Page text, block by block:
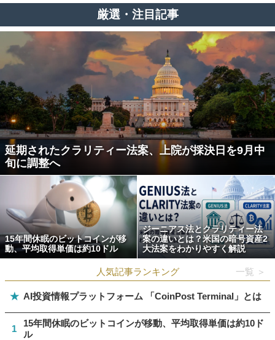
厳選・注目記事
延期されたクラリティー法案、上院が採決日を9月中
旬に調整へ
15年間休眠のビットコインが移
動、平均取得単価は約10ドル
ジーニアス法とクラリティー法
案の違いとは？米国の暗号資産2
大法案をわかりやすく解説
人気記事ランキング 一覧 ＞
★ AI投資情報プラットフォーム 「CoinPost Terminal」とは
1
15年間休眠のビットコインが移動、平均取得単価は約10ド
ル